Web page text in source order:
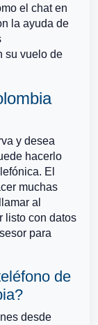
el chat en
la ayuda de
su vuelo de
y desea
hacerlo
El
muchas
al
listo con datos
para
de
desde